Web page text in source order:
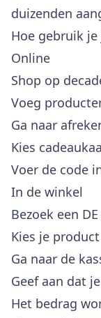
duizenden
Hoe gebruik je
Online
Shop op
Voeg
Ga naar
Kies
Voer de code
In de winkel
Bezoek een
Kies je product
Ga naar de
Geef aan dat
Het bedrag